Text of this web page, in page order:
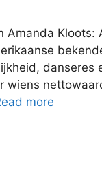
Amanda Kloots:
danseres
wiens
more